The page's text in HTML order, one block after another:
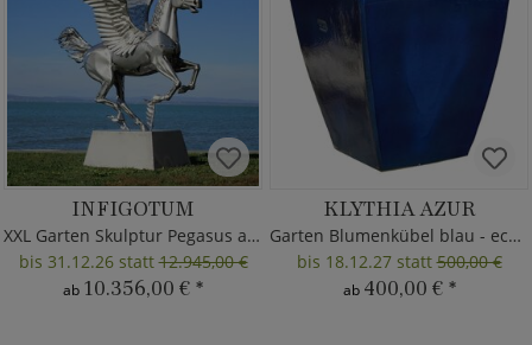
INFIGOTUM
XXL Garten Skulptur Pegasus aus Metall
bis 31.12.26 statt12.945,00 €
ab 10.356,00 € *
KLYTHIA AZUR
Garten Blumenkübel blau - eckig
bis 18.12.27 statt500,00 €
ab 400,00 € *